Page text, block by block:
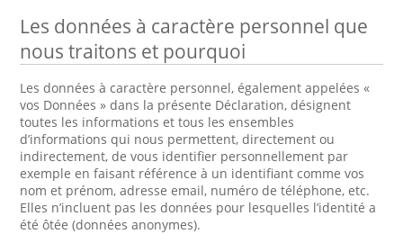
Les données à caractère personnel que
nous traitons et pourquoi
Les données à caractère personnel, également appelées «
vos Données » dans la présente Déclaration, désignent
toutes les informations et tous les ensembles
d’informations qui nous permettent, directement ou
indirectement, de vous identifier personnellement par
exemple en faisant référence à un identifiant comme vos
nom et prénom, adresse email, numéro de téléphone, etc.
Elles n’incluent pas les données pour lesquelles l’identité a
été ôtée (données anonymes).